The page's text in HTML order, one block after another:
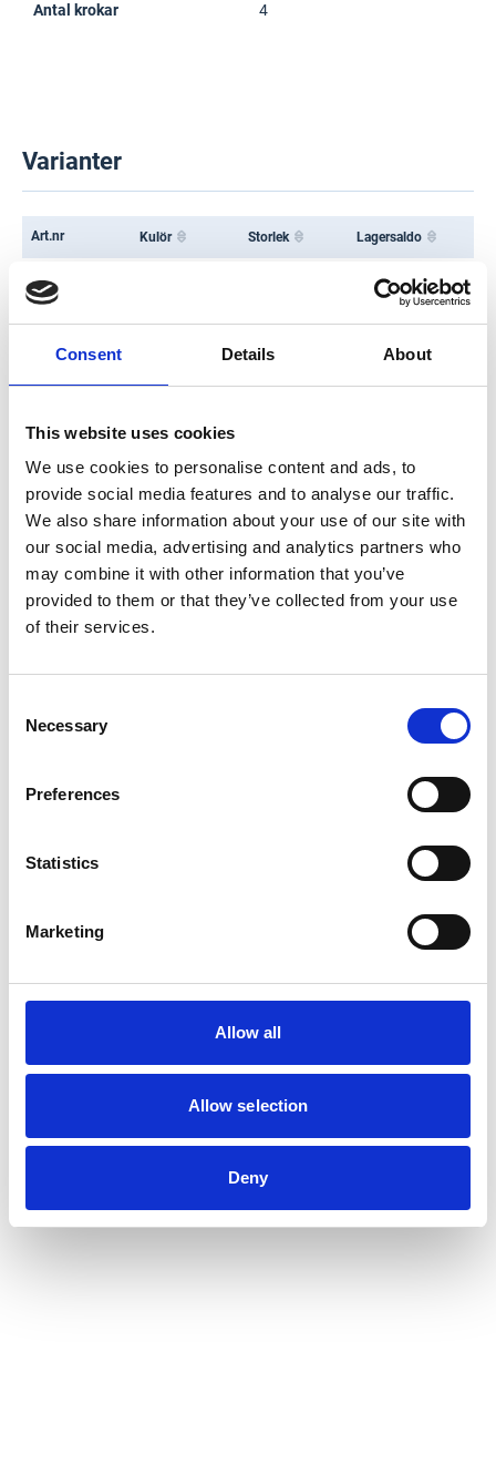
Consent Details About
This website uses cookies
We use cookies to personalise content and ads, to
provide social media features and to analyse our traffic.
We also share information about your use of our site with
our social media, advertising and analytics partners who
may combine it with other information that you’ve
provided to them or that they’ve collected from your use
of their services.
Selection
Necessary
Preferences
Statistics
Marketing
Allow all
Allow selection
Deny
Antal krokar 4
Varianter
Art.nr Kulör Storlek Lagersaldo
008172608
Varberg: 1
Falkenberg: 5
https://byggvarubedomningen.se/